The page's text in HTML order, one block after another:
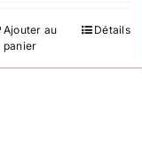
Ajouter au
panier
Détails